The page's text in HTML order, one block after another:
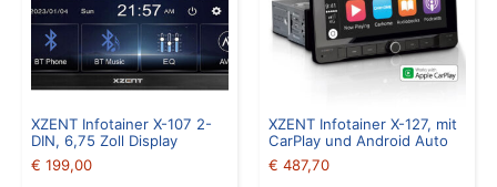
XZENT Infotainer X-107 2-
DIN, 6,75 Zoll Display
€ 199,00
XZENT Infotainer X-127, mit
CarPlay und Android Auto
€ 487,70